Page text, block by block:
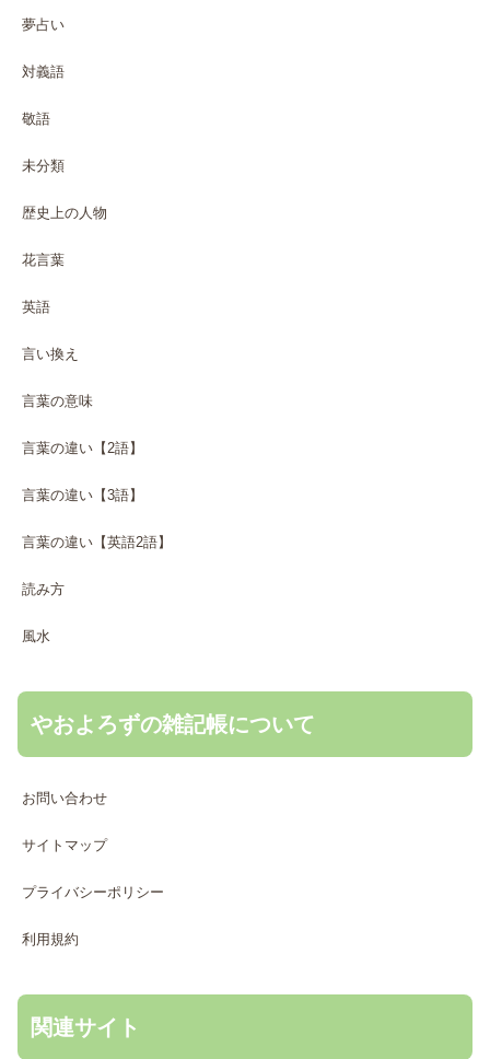
夢占い
対義語
敬語
未分類
歴史上の人物
花言葉
英語
言い換え
言葉の意味
言葉の違い【2語】
言葉の違い【3語】
言葉の違い【英語2語】
読み方
風水
やおよろずの雑記帳について
お問い合わせ
サイトマップ
プライバシーポリシー
利用規約
関連サイト